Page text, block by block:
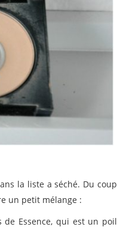
la liste a séché. Du coup
un petit mélange :
de Essence, qui est un poil